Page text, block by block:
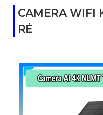
Với vỏ nhựa Dome
gia đình. Ưu điểm lớn
công nghệ IP POE,
CAMERA WIFI
RẺ